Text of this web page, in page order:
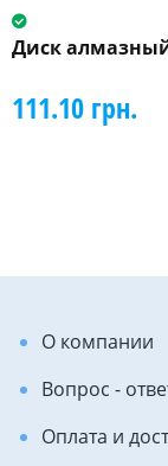
Диск
111.10 грн.
О компании
Вопрос -
Оплата и